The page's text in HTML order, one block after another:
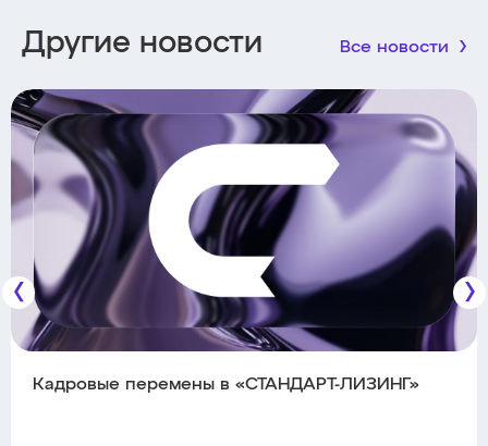
Другие новости Все новости
Кадровые перемены в «СТАНДАРТ-ЛИЗИНГ»